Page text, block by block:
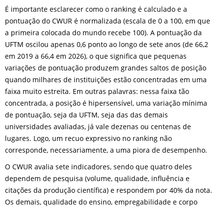
É importante esclarecer como o ranking é calculado e a
pontuação do CWUR é normalizada (escala de 0 a 100, em que
a primeira colocada do mundo recebe 100). A pontuação da
UFTM oscilou apenas 0,6 ponto ao longo de sete anos (de 66,2
em 2019 a 66,4 em 2026), o que significa que pequenas
variações de pontuação produzem grandes saltos de posição
quando milhares de instituições estão concentradas em uma
faixa muito estreita. Em outras palavras: nessa faixa tão
concentrada, a posição é hipersensível, uma variação mínima
de pontuação, seja da UFTM, seja das das demais
universidades avaliadas, já vale dezenas ou centenas de
lugares. Logo, um recuo expressivo no ranking não
corresponde, necessariamente, a uma piora de desempenho.
O CWUR avalia sete indicadores, sendo que quatro deles
dependem de pesquisa (volume, qualidade, influência e
citações da produção científica) e respondem por 40% da nota.
Os demais, qualidade do ensino, empregabilidade e corpo